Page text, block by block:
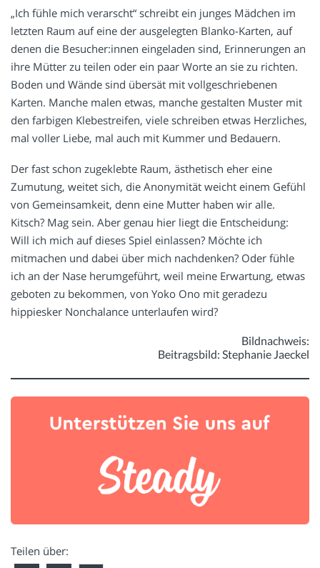
„Ich fühle mich verarscht“ schreibt ein junges Mädchen im
letzten Raum auf eine der ausgelegten Blanko-Karten, auf
denen die Besucher:innen eingeladen sind, Erinnerungen an
ihre Mütter zu teilen oder ein paar Worte an sie zu richten.
Boden und Wände sind übersät mit vollgeschriebenen
Karten. Manche malen etwas, manche gestalten Muster mit
den farbigen Klebestreifen, viele schreiben etwas Herzliches,
mal voller Liebe, mal auch mit Kummer und Bedauern.
Der fast schon zugeklebte Raum, ästhetisch eher eine
Zumutung, weitet sich, die Anonymität weicht einem Gefühl
von Gemeinsamkeit, denn eine Mutter haben wir alle.
Kitsch? Mag sein. Aber genau hier liegt die Entscheidung:
Will ich mich auf dieses Spiel einlassen? Möchte ich
mitmachen und dabei über mich nachdenken? Oder fühle
ich an der Nase herumgeführt, weil meine Erwartung, etwas
geboten zu bekommen, von Yoko Ono mit geradezu
hippiesker Nonchalance unterlaufen wird?
Bildnachweis:
Beitragsbild: Stephanie Jaeckel
Teilen über: